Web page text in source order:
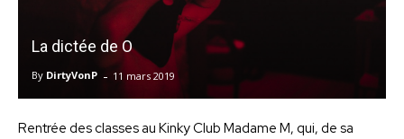
La dictée de O
By DirtyVonP - 11 mars 2019
Rentrée des classes au Kinky Club Madame M, qui, de sa